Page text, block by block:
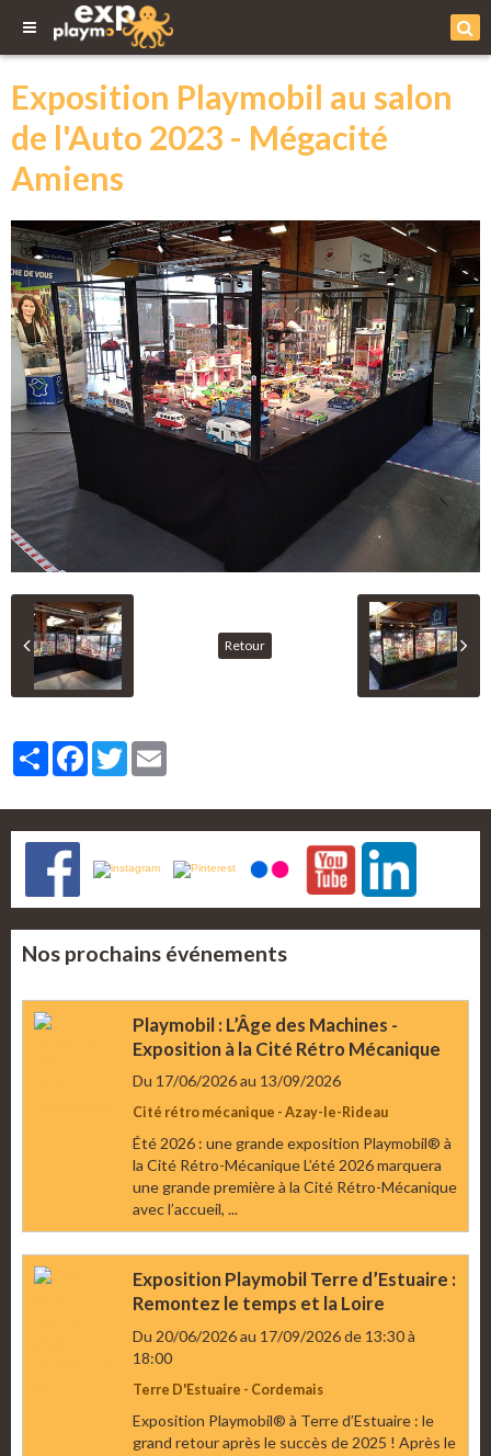
Exposition Playmobil au salon
de l'Auto 2023 - Mégacité
Amiens
Retour
PartagerFacebook
Twitter
Nos prochains événements
Playmobil : L’Âge des Machines -
Exposition à la Cité Rétro Mécanique
Du 17/06/2026au 13/09/2026
Cité rétro mécanique - Azay-le-Rideau
Été 2026 : une grande exposition Playmobil® à
la Cité Rétro-Mécanique L’été 2026 marquera
une grande première à la Cité Rétro-Mécanique
avec l’accueil, ...
Exposition Playmobil Terre d’Estuaire :
Remontez le temps et la Loire
Du 20/06/2026au 17/09/2026de 13:30à
18:00
Terre D'Estuaire - Cordemais
Exposition Playmobil® à Terre d’Estuaire : le
grand retour après le succès de 2025 ! Après le